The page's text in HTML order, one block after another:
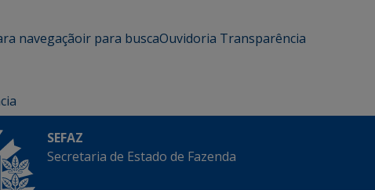
navegaçãoir para buscaOuvidoria Transparência
SEFAZ
Secretaria de Estado de Fazenda